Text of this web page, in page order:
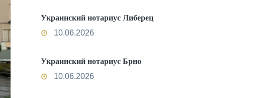
Украинский нотариус Либерец
10.06.2026
Украинский нотариус Брно
10.06.2026